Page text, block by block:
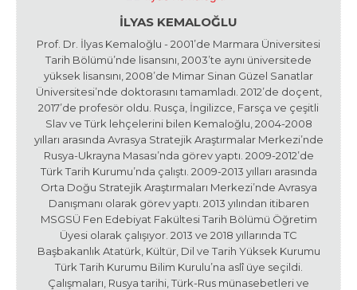
İLYAS KEMALOĞLU
Prof. Dr. İlyas Kemaloğlu - 2001’de Marmara Üniversitesi
Tarih Bölümü’nde lisansını, 2003’te aynı üniversitede
yüksek lisansını, 2008’de Mimar Sinan Güzel Sanatlar
Üniversitesi’nde doktorasını tamamladı. 2012’de doçent,
2017’de profesör oldu. Rusça, İngilizce, Farsça ve çeşitli
Slav ve Türk lehçelerini bilen Kemaloğlu, 2004-2008
yılları arasında Avrasya Stratejik Araştırmalar Merkezi’nde
Rusya-Ukrayna Masası’nda görev yaptı. 2009-2012’de
Türk Tarih Kurumu’nda çalıştı. 2009-2013 yılları arasında
Orta Doğu Stratejik Araştırmaları Merkezi’nde Avrasya
Danışmanı olarak görev yaptı. 2013 yılından itibaren
MSGSÜ Fen Edebiyat Fakültesi Tarih Bölümü Öğretim
Üyesi olarak çalışıyor. 2013 ve 2018 yıllarında TC
Başbakanlık Atatürk, Kültür, Dil ve Tarih Yüksek Kurumu
Türk Tarih Kurumu Bilim Kurulu’na aslî üye seçildi.
Çalışmaları, Rusya tarihi, Türk-Rus münasebetleri ve